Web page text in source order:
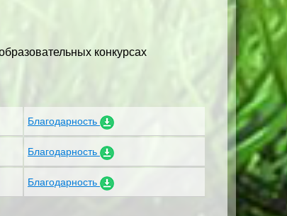
конкурсах
Благодарность
Благодарность
Благодарность